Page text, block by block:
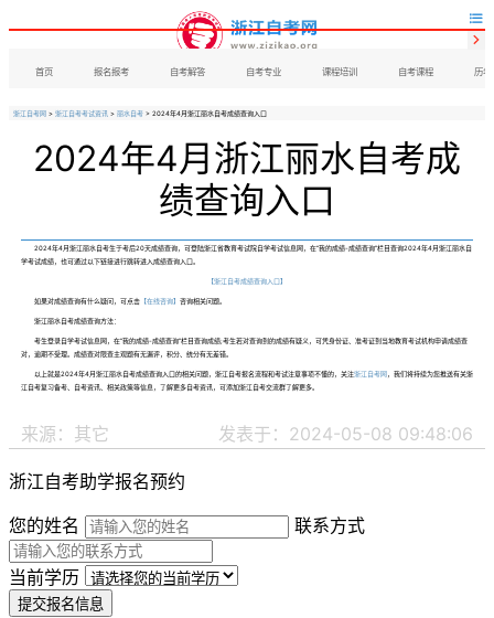

首页 报名报考 自考解答 自考专业 课程培训 自考课程 历年

浙江自考网 > 浙江自考考试资讯 > 丽水自考 > 2024年4月浙江丽水自考成绩查询入口
2024年4月浙江丽水自考成
绩查询入口
2024年4月浙江丽水自考生于考后20天成绩查询，可登陆浙江省教育考试院自学考试信息网，在“我的成绩-成绩查询”栏目查询2024年4月浙江丽水自
学考试成绩，也可通过以下链接进行跳转进入成绩查询入口。
【浙江自考成绩查询入口】
如果对成绩查询有什么疑问，可点击【在线咨询】 咨询相关问题。
浙江丽水自考成绩查询方法：
考生登录自学考试信息网，在“我的成绩-成绩查询”栏目查询成绩;考生若对查询到的成绩有疑义，可凭身份证、准考证到当地教育考试机构申请成绩查
对，逾期不受理。成绩查对限查主观题有无漏评，积分、统分有无差错。
以上就是2024年4月浙江丽水自考成绩查询入口的相关问题，浙江自考报名流程和考试注意事项不懂的，关注浙江自考网，我们将持续为您推送有关浙
江自考复习备考、自考资讯、相关政策等信息，了解更多自考资讯，可添加浙江自考交流群了解更多。
来源：其它 发表于：2024-05-08 09:48:06
浙江自考助学报名预约
您的姓名
联系方式
当前学历
提交报名信息